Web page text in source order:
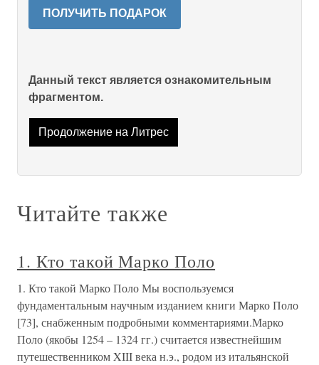
ПОЛУЧИТЬ ПОДАРОК
Данный текст является ознакомительным
фрагментом.
Продолжение на Литрес
Читайте также
1. Кто такой Марко Поло
1. Кто такой Марко Поло Мы воспользуемся
фундаментальным научным изданием книги Марко Поло
[73], снабженным подробными комментариями.Марко
Поло (якобы 1254 – 1324 гг.) считается известнейшим
путешественником XIII века н.э., родом из итальянской